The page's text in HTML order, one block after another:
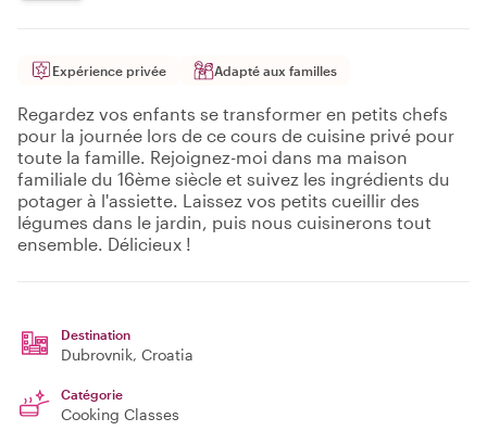
Expérience privée Adapté aux familles
Regardez vos enfants se transformer en petits chefs
pour la journée lors de ce cours de cuisine privé pour
toute la famille. Rejoignez-moi dans ma maison
familiale du 16ème siècle et suivez les ingrédients du
potager à l'assiette. Laissez vos petits cueillir des
légumes dans le jardin, puis nous cuisinerons tout
ensemble. Délicieux !
Destination
Dubrovnik, Croatia
Catégorie
Cooking Classes